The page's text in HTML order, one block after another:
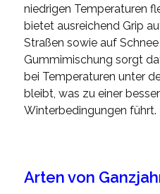
niedrigen Temperaturen
bietet ausreichend Grip
Straßen sowie auf
Gummimischung sorgt
bei Temperaturen unter
bleibt, was zu einer
Winterbedingungen führt.
Arten von